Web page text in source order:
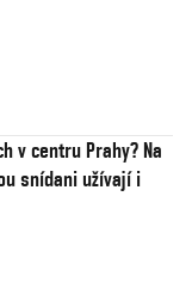
v centru Prahy? Na
snídani užívají i